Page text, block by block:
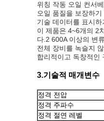
위칭 작동 오일 컨서
오일 품질을 보장하
기술 데이터를 표시
이 제품은 4~6개의 2
다.2 600A 이상의 변
전체 장비를 녹슬지
합리적이고 독창적인
3.기술적 매개변수
정격 전압
정격 주파수
정격 절연 레벨